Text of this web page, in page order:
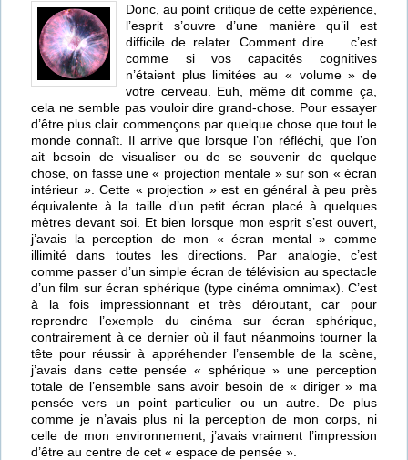
Donc, au point critique de cette expérience,
l’esprit s’ouvre d’une manière qu’il est
difficile de relater. Comment dire … c’est
comme si vos capacités cognitives
n’étaient plus limitées au « volume » de
votre cerveau. Euh, même dit comme ça,
cela ne semble pas vouloir dire grand-chose. Pour essayer
d’être plus clair commençons par quelque chose que tout le
monde connaît. Il arrive que lorsque l’on réfléchi, que l’on
ait besoin de visualiser ou de se souvenir de quelque
chose, on fasse une « projection mentale » sur son « écran
intérieur ». Cette « projection » est en général à peu près
équivalente à la taille d’un petit écran placé à quelques
mètres devant soi. Et bien lorsque mon esprit s’est ouvert,
j’avais la perception de mon « écran mental » comme
illimité dans toutes les directions. Par analogie, c’est
comme passer d’un simple écran de télévision au spectacle
d’un film sur écran sphérique (type cinéma omnimax). C’est
à la fois impressionnant et très déroutant, car pour
reprendre l’exemple du cinéma sur écran sphérique,
contrairement à ce dernier où il faut néanmoins tourner la
tête pour réussir à appréhender l’ensemble de la scène,
j’avais dans cette pensée « sphérique » une perception
totale de l’ensemble sans avoir besoin de « diriger » ma
pensée vers un point particulier ou un autre. De plus
comme je n’avais plus ni la perception de mon corps, ni
celle de mon environnement, j’avais vraiment l’impression
d’être au centre de cet « espace de pensée ».